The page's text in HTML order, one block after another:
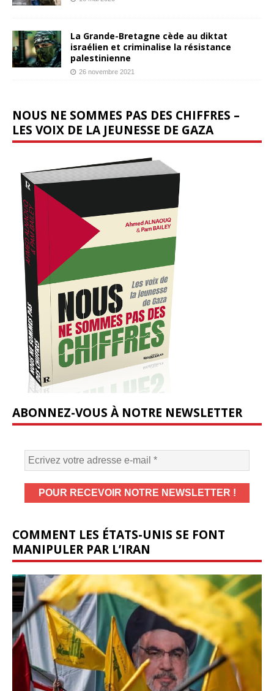
La Grande-Bretagne cède au diktat
israélien et criminalise la résistance
palestinienne
26 novembre 2021
NOUS NE SOMMES PAS DES CHIFFRES –
LES VOIX DE LA JEUNESSE DE GAZA
ABONNEZ-VOUS À NOTRE NEWSLETTER
COMMENT LES ÉTATS-UNIS SE FONT
MANIPULER PAR L’IRAN